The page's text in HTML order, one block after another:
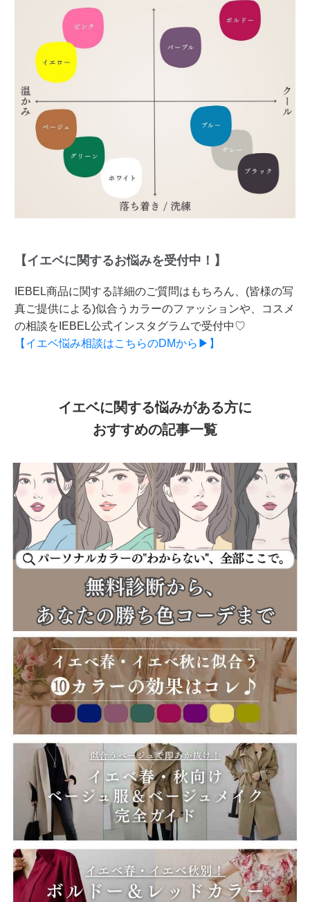
【イエベに関するお悩みを受付中！】
IEBEL商品に関する詳細のご質問はもちろん、(皆様の写
真ご提供による)似合うカラーのファッションや、コスメ
の相談をIEBEL公式インスタグラムで受付中♡
【イエベ悩み相談はこちらのDMから▶】
イエベに関する悩みがある方に
おすすめの記事一覧